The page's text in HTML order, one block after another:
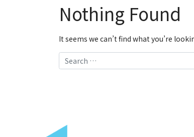
Nothing Found
It seems we can’t find what you’re
Search